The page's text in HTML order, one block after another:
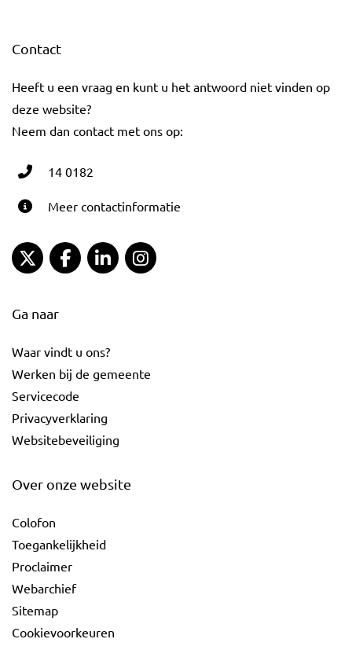
Contact
Heeft u een vraag en kunt u het antwoord niet vinden op
deze website?
Neem dan contact met ons op:
14 0182
Meer contactinformatie
Gemeente Gouda Twitter
Gemeente Gouda Facebook
Gemeente Gouda LinkedIn
Ga naar
Waar vindt u ons?
Werken bij de gemeente
Servicecode
Privacyverklaring
Websitebeveiliging
Over onze website
Colofon
Toegankelijkheid
Proclaimer
Webarchief
Sitemap
Cookievoorkeuren